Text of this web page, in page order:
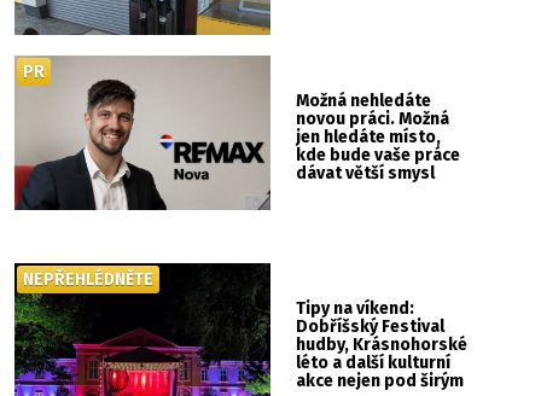
Možná nehledáte
novou práci. Možná
jen hledáte místo,
kde bude vaše práce
dávat větší smysl
PR
Tipy na víkend:
Dobříšský Festival
hudby, Krásnohorské
léto a další kulturní
akce nejen pod širým
NEPŘEHLÉDNĚTE